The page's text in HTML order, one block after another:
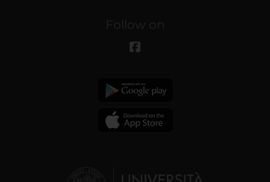
Follow on